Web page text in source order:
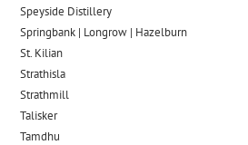
Speyside Distillery
Springbank | Longrow | Hazelburn
St. Kilian
Strathisla
Strathmill
Talisker
Tamdhu